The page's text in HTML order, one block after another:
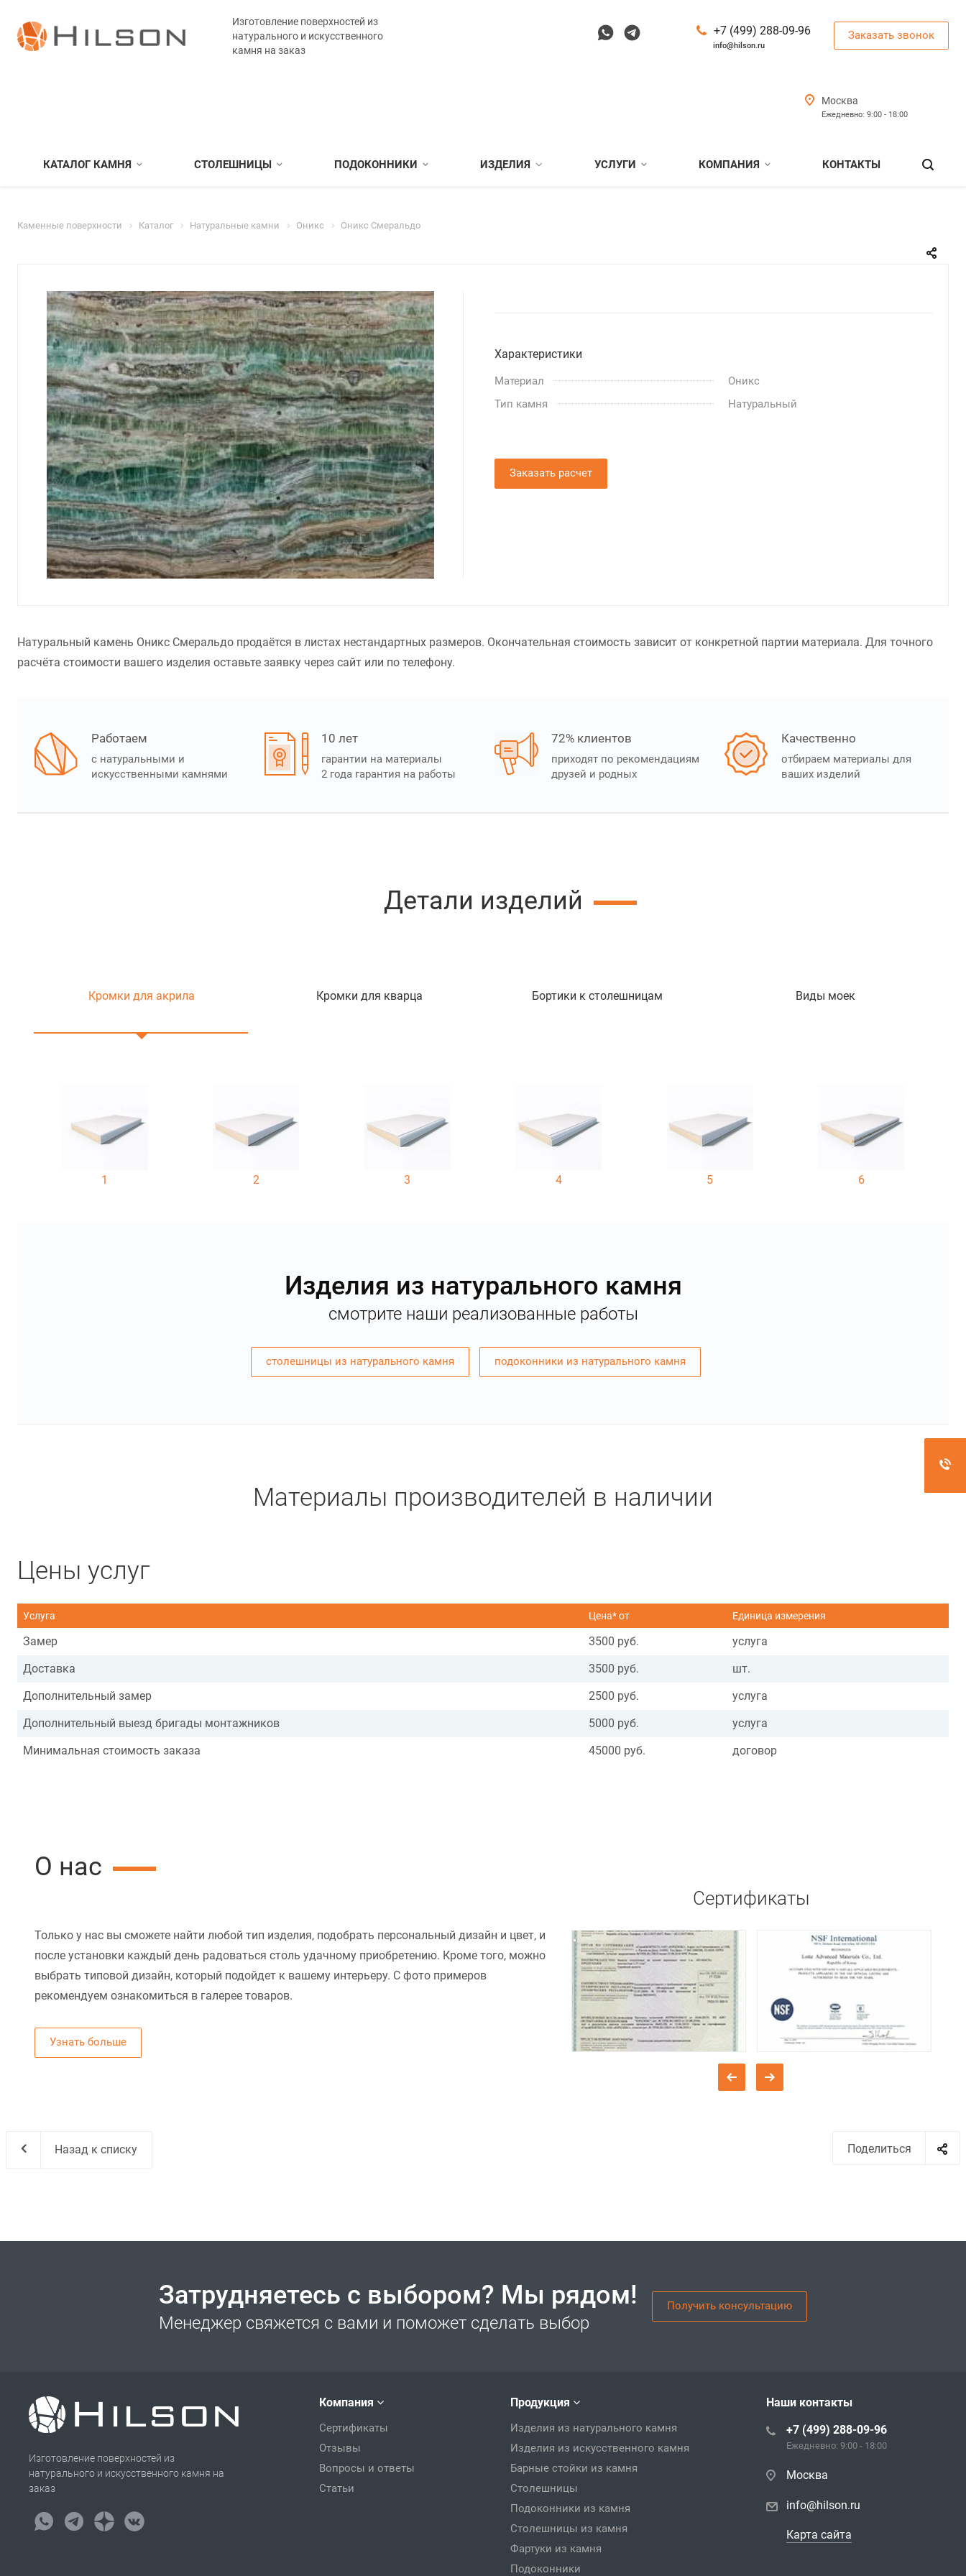
Изготовление поверхностей из
натурального и искусственного
камня на заказ
+7 (499) 288-09-96
info@hilson.ru
Заказать звонок
Москва
Ежедневно: 9:00 - 18:00
КАТАЛОГ КАМНЯ СТОЛЕШНИЦЫ ПОДОКОННИКИ ИЗДЕЛИЯ УСЛУГИ КОМПАНИЯ КОНТАКТЫ
Каменные поверхности Каталог Натуральные камни Оникс Оникс Смеральдо
Характеристики
Материал
Оникс
Тип камня
Натуральный
Заказать расчет
Натуральный камень Оникс Смеральдо продаётся в листах нестандартных размеров. Окончательная стоимость зависит от конкретной партии материала. Для точного
расчёта стоимости вашего изделия оставьте заявку через сайт или по телефону.
Работаем
с натуральными и
искусственными камнями
10 лет
гарантии на материалы
2 года гарантия на работы
72% клиентов
приходят по рекомендациям
друзей и родных
Качественно
отбираем материалы для
ваших изделий
Детали изделий
Кромки для акрила Кромки для кварца Бортики к столешницам Виды моек
1 2 3 4 5 6
Изделия из натурального камня
смотрите наши реализованные работы
столешницы из натурального камня подоконники из натурального камня
Материалы производителей в наличии
Цены услуг
Услуга Цена* от Единица измерения
Замер 3500 руб.
услуга
Доставка
3500 руб.
шт.
Дополнительный замер
2500 руб.
услуга
Дополнительный выезд бригады монтажников
5000 руб.
услуга
Минимальная стоимость заказа
45000 руб. договор
О нас
Только у нас вы сможете найти любой тип изделия, подобрать персональный дизайн и цвет, и
после установки каждый день радоваться столь удачному приобретению. Кроме того, можно
выбрать типовой дизайн, который подойдет к вашему интерьеру. С фото примеров
рекомендуем ознакомиться в галерее товаров.
Узнать больше
Сертификаты
Поделиться
Назад к списку
Затрудняетесь с выбором? Мы рядом!
Менеджер свяжется с вами и поможет сделать выбор
Получить консультацию
Изготовление поверхностей из
натурального и искусственного камня на
заказ
Компания
Сертификаты
Отзывы
Вопросы и ответы
Статьи
Продукция
Изделия из натурального камня
Изделия из искусственного камня
Барные стойки из камня
Столешницы
Подоконники из камня
Столешницы из камня
Фартуки из камня
Подоконники
Наши контакты
+7 (499) 288-09-96
Ежедневно: 9:00 - 18:00
Москва
info@hilson.ru
Карта сайта